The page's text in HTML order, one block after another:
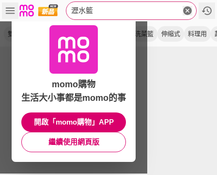
瀝水籃
雙層 洗菜籃 伸縮式 料理用
momo購物
生活大小事都是momo的事
開啟「momo購物」APP
繼續使用網頁版